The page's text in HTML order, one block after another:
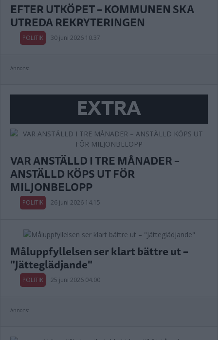
EFTER UTKÖPET – KOMMUNEN SKA
UTREDA REKRYTERINGEN
POLITIK 30 juni 2026 10.37
Annons:
EXTRA
VAR ANSTÄLLD I TRE MÅNADER –
ANSTÄLLD KÖPS UT FÖR
MILJONBELOPP
POLITIK 26 juni 2026 14.15
Måluppfyllelsen ser klart bättre ut –
"Jätteglädjande"
POLITIK 25 juni 2026 04.00
Annons: